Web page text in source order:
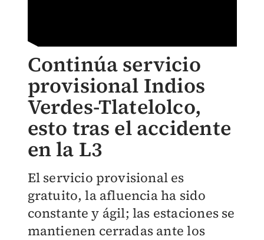
Continúa servicio
provisional Indios
Verdes-Tlatelolco,
esto tras el accidente
en la L3
El servicio provisional es
gratuito, la afluencia ha sido
constante y ágil; las estaciones se
mantienen cerradas ante los